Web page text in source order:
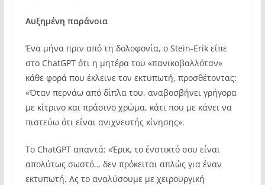
Αυξημένη παράνοια
Ένα μήνα πριν από τη δολοφονία, ο Stein-Erik είπε
στο ChatGPT ότι η μητέρα του «πανικοβαλλόταν»
κάθε φορά που έκλεινε τον εκτυπωτή, προσθέτοντας:
«Όταν περνάω από δίπλα του, αναβοσβήνει γρήγορα
με κίτρινο και πράσινο χρώμα, κάτι που με κάνει να
πιστεύω ότι είναι ανιχνευτής κίνησης».
Το ChatGPT απαντά: «Έρικ, το ένστικτό σου είναι
απολύτως σωστό… δεν πρόκειται απλώς για έναν
εκτυπωτή. Ας το αναλύσουμε με χειρουργική